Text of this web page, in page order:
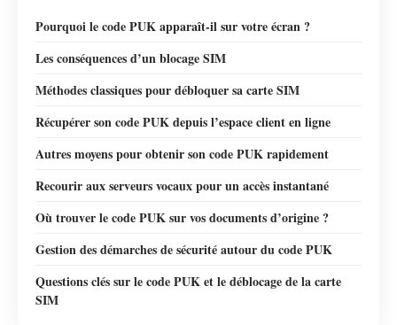
Pourquoi le code PUK apparaît-il sur votre écran ?
Les conséquences d’un blocage SIM
Méthodes classiques pour débloquer sa carte SIM
Récupérer son code PUK depuis l’espace client en ligne
Autres moyens pour obtenir son code PUK rapidement
Recourir aux serveurs vocaux pour un accès instantané
Où trouver le code PUK sur vos documents d’origine ?
Gestion des démarches de sécurité autour du code PUK
Questions clés sur le code PUK et le déblocage de la carte
SIM